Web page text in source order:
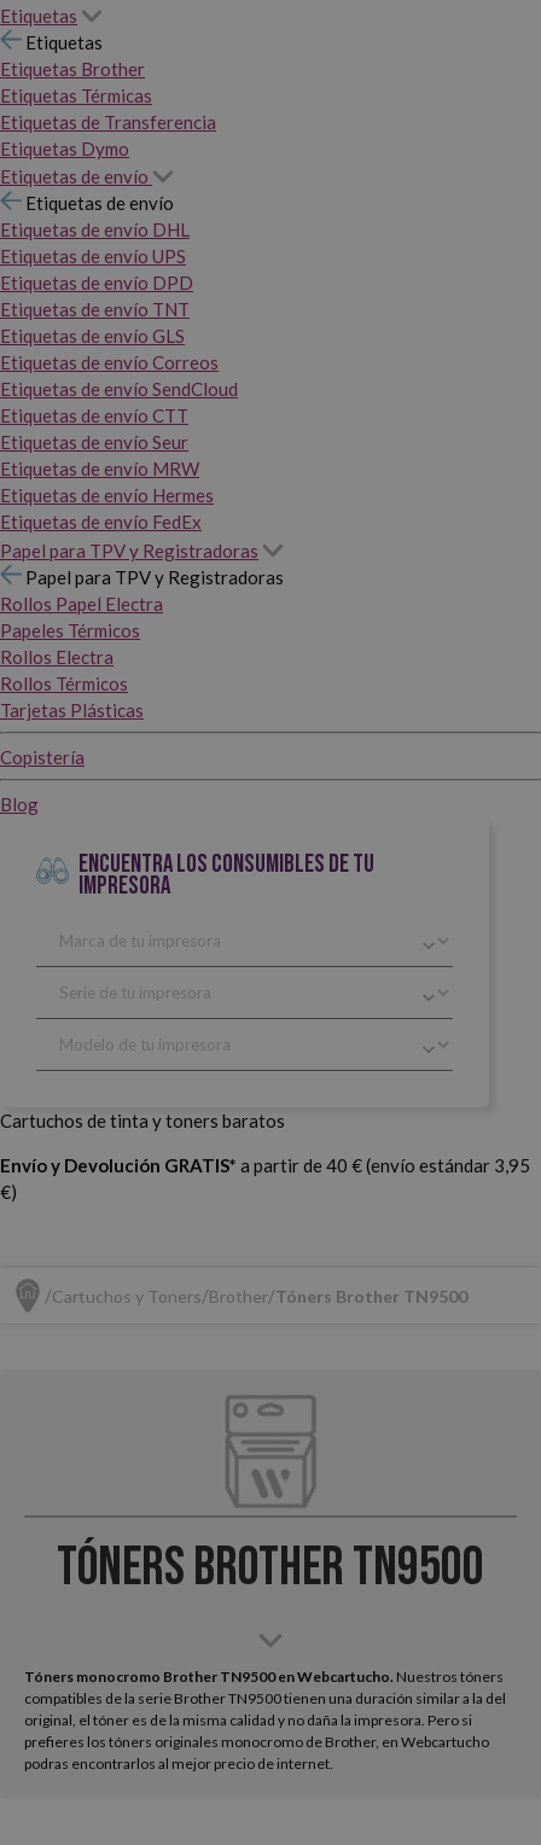
Etiquetas
Etiquetas
Etiquetas Brother
Etiquetas Térmicas
Etiquetas de Transferencia
Etiquetas Dymo
Etiquetas de envío
Etiquetas de envío
Etiquetas de envío DHL
Etiquetas de envío UPS
Etiquetas de envío DPD
Etiquetas de envío TNT
Etiquetas de envío GLS
Etiquetas de envío Correos
Etiquetas de envío SendCloud
Etiquetas de envío CTT
Etiquetas de envío Seur
Etiquetas de envío MRW
Etiquetas de envío Hermes
Etiquetas de envío FedEx
Papel para TPV y Registradoras
Papel para TPV y Registradoras
Rollos Papel Electra
Papeles Térmicos
Rollos Electra
Rollos Térmicos
Tarjetas Plásticas
Copistería
Blog
ENCUENTRA LOS CONSUMIBLES DE TU
IMPRESORA
Cartuchos de tinta y toners baratos
Envío y Devolución GRATIS* a partir de 40 € (envío estándar 3,95
€)
Cartuchos y Toners Brother Tóners Brother TN9500
Tóners Brother TN9500
Tóners monocromo Brother TN9500 en Webcartucho. Nuestros tóners
compatibles de la serie Brother TN9500 tienen una duración similar a la del
original, el tóner es de la misma calidad y no daña la impresora. Pero si
prefieres los tóners originales monocromo de Brother, en Webcartucho
podras encontrarlos al mejor precio de internet.